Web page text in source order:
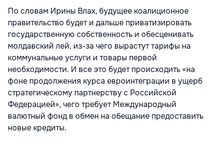
По словам Ирины Влах, будущее коалиционное
правительство будет и дальше приватизировать
государственную собственность и обесценивать
молдавский лей, из-за чего вырастут тарифы на
коммунальные услуги и товары первой
необходимости. И все это будет происходить «на
фоне продолжения курса евроинтеграции в ущерб
стратегическому партнерству с Российской
Федерацией», чего требует Международный
валютный фонд в обмен на обещание предоставить
новые кредиты.